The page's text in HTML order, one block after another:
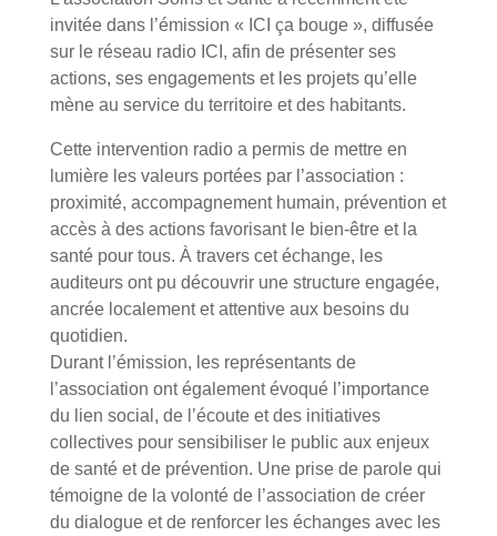
invitée dans l’émission « ICI ça bouge », diffusée
sur le réseau radio ICI , afin de présenter ses
actions, ses engagements et les projets qu’elle
mène au service du territoire et des habitants.
Cette intervention radio a permis de mettre en
lumière les valeurs portées par l’association :
proximité, accompagnement humain, prévention et
accès à des actions favorisant le bien-être et la
santé pour tous. À travers cet échange, les
auditeurs ont pu découvrir une structure engagée,
ancrée localement et attentive aux besoins du
quotidien.
Durant l’émission, les représentants de
l’association ont également évoqué l’importance
du lien social, de l’écoute et des initiatives
collectives pour sensibiliser le public aux enjeux
de santé et de prévention. Une prise de parole qui
témoigne de la volonté de l’association de créer
du dialogue et de renforcer les échanges avec les